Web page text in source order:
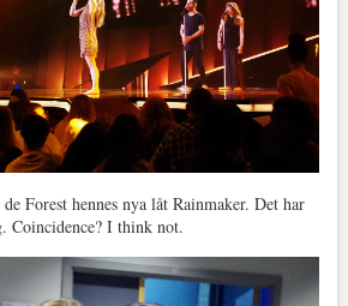
Forest hennes nya låt Rainmaker. Det har
Coincidence? I think not.